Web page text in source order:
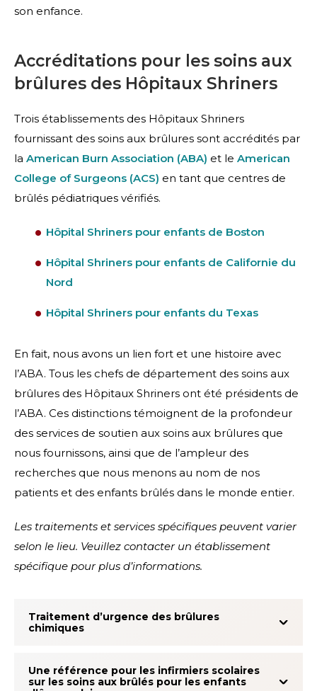
son enfance.
Accréditations pour les soins aux
brûlures des Hôpitaux Shriners
Trois établissements des Hôpitaux Shriners
fournissant des soins aux brûlures sont accrédités par
la American Burn Association (ABA) et le American
College of Surgeons (ACS) en tant que centres de
brûlés pédiatriques vérifiés.
Hôpital Shriners pour enfants de Boston
Hôpital Shriners pour enfants de Californie du
Nord
Hôpital Shriners pour enfants du Texas
En fait, nous avons un lien fort et une histoire avec
l’ABA. Tous les chefs de département des soins aux
brûlures des Hôpitaux Shriners ont été présidents de
l’ABA. Ces distinctions témoignent de la profondeur
des services de soutien aux soins aux brûlures que
nous fournissons, ainsi que de l’ampleur des
recherches que nous menons au nom de nos
patients et des enfants brûlés dans le monde entier.
Les traitements et services spécifiques peuvent varier
selon le lieu. Veuillez contacter un établissement
spécifique pour plus d’informations.
Traitement d’urgence des brûlures
chimiques
Une référence pour les infirmiers scolaires
sur les soins aux brûlés pour les enfants